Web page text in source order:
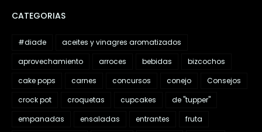
CATEGORIAS
#diade
aceites y vinagres aromatizados
aprovechamiento
arroces bebidas
bizcochos
cake pops
carnes concursos conejo
Consejos
crock pot
croquetas cupcakes
de "tupper"
empanadas
ensaladas entrantes
fruta